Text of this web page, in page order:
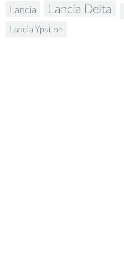
Lancia Lancia Delta
Lancia Ypsilon